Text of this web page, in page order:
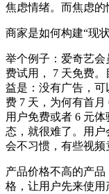
焦虑情绪。而焦虑的
商家是如何构建“现
举个例子：爱奇艺
费试用， 7 天免费
益是：没有广告，
费 7 天，为何有首
用户免费或者 6 元
态，就很难了。用户
会不习惯，有些视频
产品价格不高的产
格，让用户先来使用